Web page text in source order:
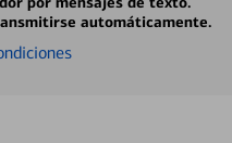
automáticamente.